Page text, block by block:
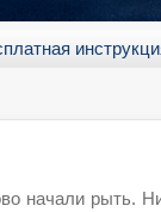
начали рыть.